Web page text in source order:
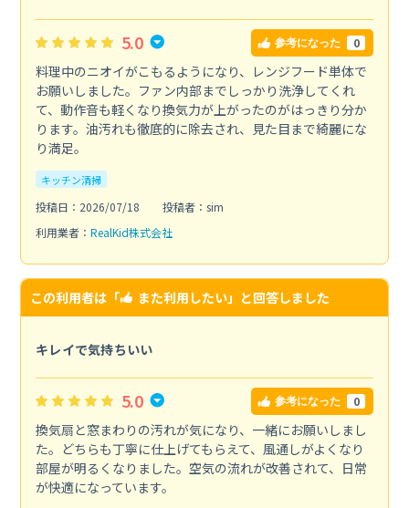
5.0 参考になった 0
料理中のニオイがこもるようになり、レンジフード単体で
お願いしました。ファン内部までしっかり洗浄してくれ
て、動作音も軽くなり換気力が上がったのがはっきり分か
ります。油汚れも徹底的に除去され、見た目まで綺麗にな
り満足。
キッチン清掃
投稿日：2026/07/18
投稿者：sim
利用業者： RealKid株式会社
この利用者は「 また利用したい」と回答しました
キレイで気持ちいい
5.0 参考になった 0
換気扇と窓まわりの汚れが気になり、一緒にお願いしまし
た。どちらも丁寧に仕上げてもらえて、風通しがよくなり
部屋が明るくなりました。空気の流れが改善されて、日常
が快適になっています。